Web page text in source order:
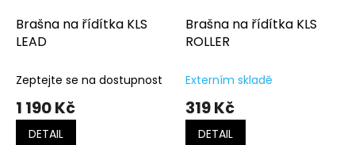
Brašna na řídítka KLS
LEAD
Zeptejte se na dostupnost
1 190 Kč
DETAIL
Brašna na řídítka KLS
ROLLER
Externím skladě
319 Kč
DETAIL